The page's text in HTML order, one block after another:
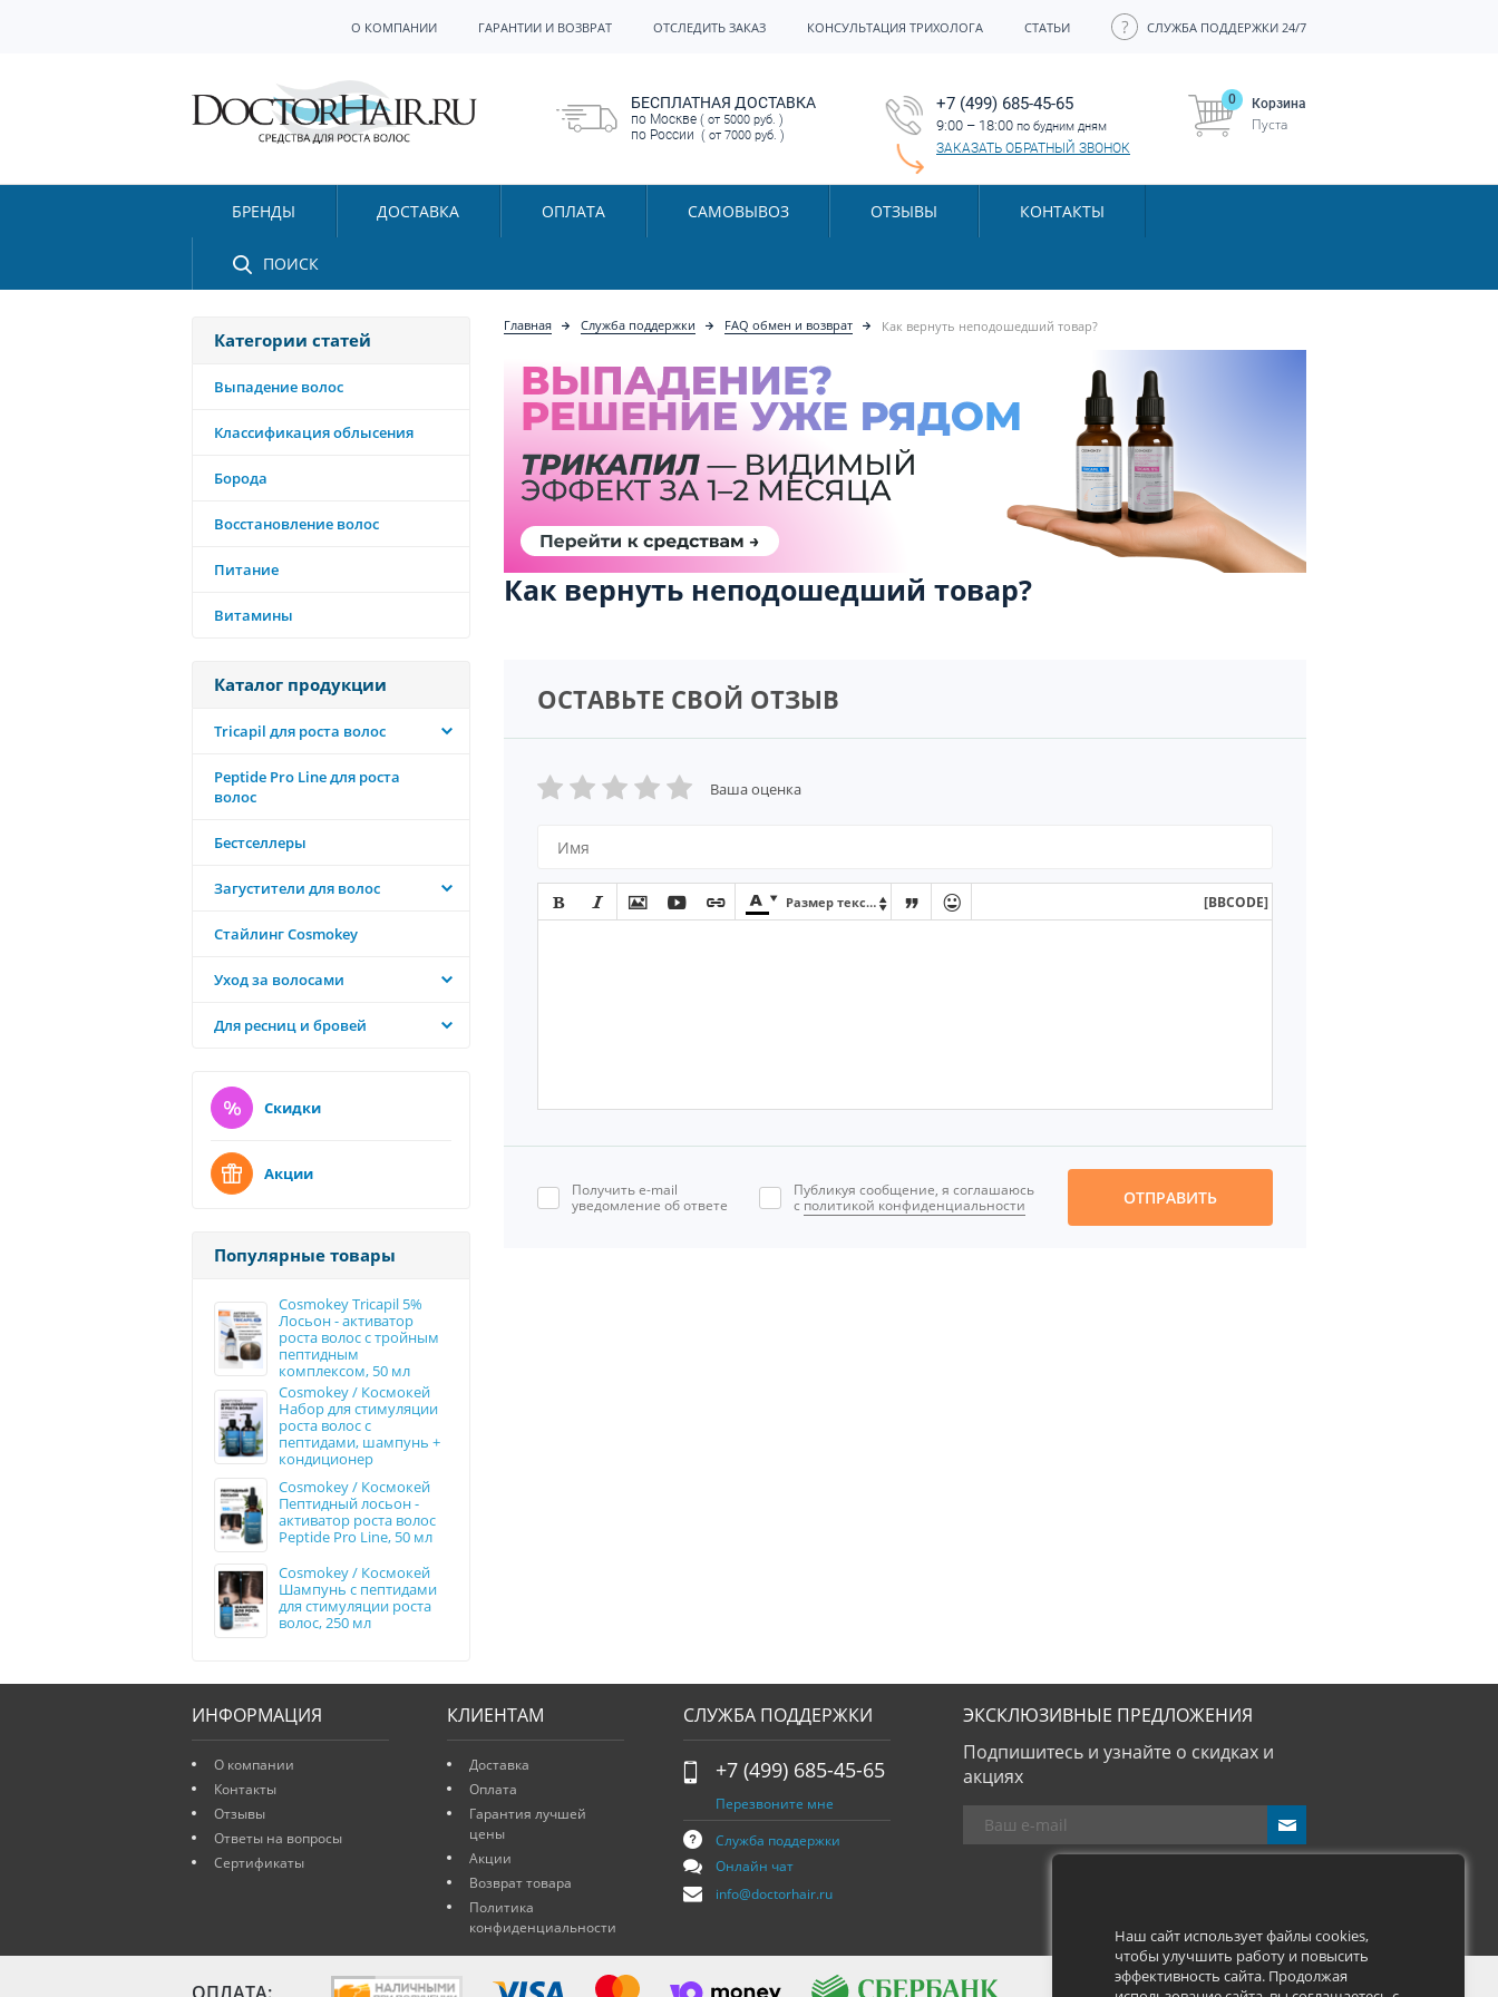
О КОМПАНИИ ГАРАНТИИ И ВОЗВРАТ ОТСЛЕДИТЬ ЗАКАЗ КОНСУЛЬТАЦИЯ ТРИХОЛОГА СТАТЬИ СЛУЖБА ПОДДЕРЖКИ 24/7
БЕСПЛАТНАЯ ДОСТАВКА
по Москве ( от 5000 руб. )
по России ( от 7000 руб. )
+7 (499) 685-45-65
9:00 – 18:00 по будним дням
ЗАКАЗАТЬ ОБРАТНЫЙ ЗВОНОК
Корзина
0
Пуста
БРЕНДЫ ДОСТАВКА ОПЛАТА САМОВЫВОЗ ОТЗЫВЫ КОНТАКТЫ
ПОИСК
Категории статей
Выпадение волос
Классификация облысения
Борода
Восстановление волос
Питание
Витамины
Каталог продукции
Tricapil для роста волос
Peptide Pro Line для роста
волос
Бестселлеры
Загустители для волос
Стайлинг Cosmokey
Уход за волосами
Для ресниц и бровей
Скидки
Акции
Популярные товары
Cosmokey Tricapil 5%
Лосьон - активатор
роста волос с тройным
пептидным
комплексом, 50 мл
Cosmokey / Космокей
Набор для стимуляции
роста волос с
пептидами, шампунь +
кондиционер
Cosmokey / Космокей
Пептидный лосьон -
активатор роста волос
Peptide Pro Line, 50 мл
Cosmokey / Космокей
Шампунь с пептидами
для стимуляции роста
волос, 250 мл
Главная Служба поддержки FAQ обмен и возврат Как вернуть неподошедший товар?
Как вернуть неподошедший товар?
ОСТАВЬТЕ СВОЙ ОТЗЫВ
Ваша оценка
       Размер текста   [BBCODE]
Получить e-mail
уведомление об ответе
Публикуя сообщение, я соглашаюсь
с политикой конфиденциальности ОТПРАВИТЬ
ИНФОРМАЦИЯ
О компании
Контакты
Отзывы
Ответы на вопросы
Сертификаты
КЛИЕНТАМ
Доставка
Оплата
Гарантия лучшей
цены
Акции
Возврат товара
Политика
конфиденциальности
СЛУЖБА ПОДДЕРЖКИ
+7 (499) 685-45-65
Перезвоните мне
Служба поддержки
Онлайн чат
info@doctorhair.ru
ЭКСКЛЮЗИВНЫЕ ПРЕДЛОЖЕНИЯ
Подпишитесь и узнайте о скидках и
акциях
send
Наш сайт использует файлы cookies,
чтобы улучшить работу и повысить
эффективность сайта. Продолжая